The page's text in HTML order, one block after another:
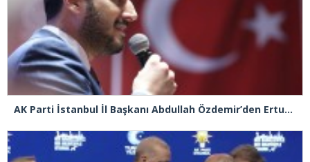
AK Parti İstanbul İl Başkanı Abdullah Özdemir’den Ertuğrul Özkök’e “Franco” tepkisi